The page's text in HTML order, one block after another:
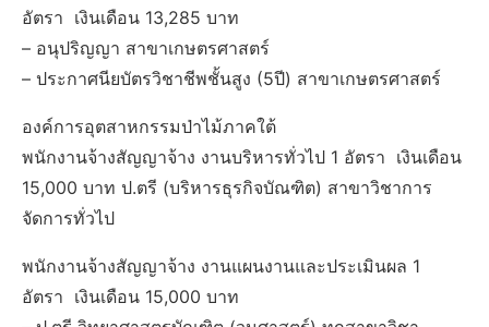
อัตรา เงินเดือน 13,285 บาท
– อนุปริญญา สาขาเกษตรศาสตร์
– ประกาศนียบัตรวิชาชีพชั้นสูง (5ปี) สาขาเกษตรศาสตร์
องค์การอุตสาหกรรมป่าไม้ภาคใต้
พนักงานจ้างสัญญาจ้าง งานบริหารทั่วไป 1 อัตรา เงินเดือน
15,000 บาท ป.ตรี (บริหารธุรกิจบัณฑิต) สาขาวิชาการ
จัดการทั่วไป
พนักงานจ้างสัญญาจ้าง งานแผนงานและประเมินผล 1
อัตรา เงินเดือน 15,000 บาท